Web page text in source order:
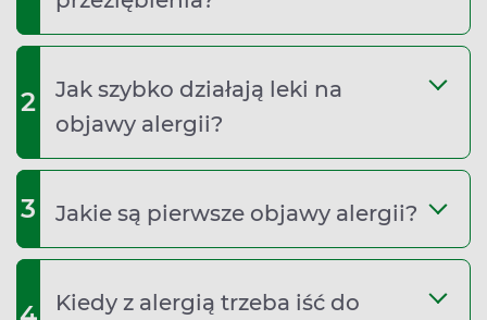
2
Jak szybko działają leki na
objawy alergii?
3 Jakie są pierwsze objawy alergii?
Kiedy z alergią trzeba iść do